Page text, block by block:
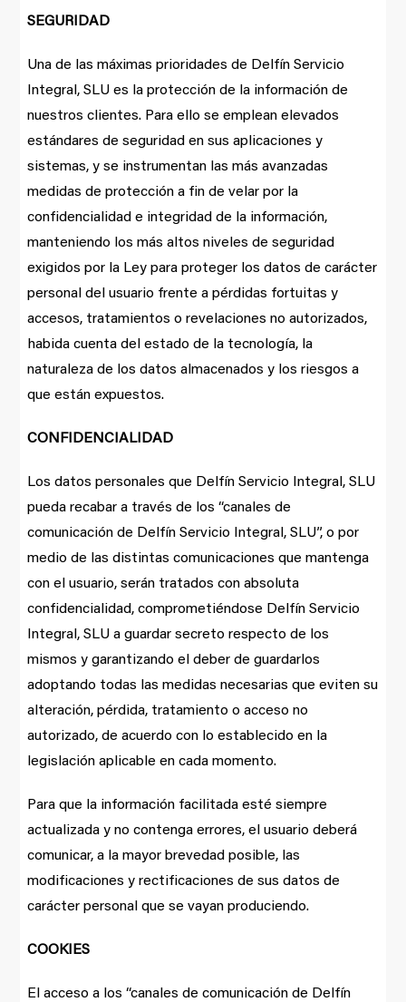
SEGURIDAD
Una de las máximas prioridades de Delfín Servicio
Integral, SLU es la protección de la información de
nuestros clientes. Para ello se emplean elevados
estándares de seguridad en sus aplicaciones y
sistemas, y se instrumentan las más avanzadas
medidas de protección a fin de velar por la
confidencialidad e integridad de la información,
manteniendo los más altos niveles de seguridad
exigidos por la Ley para proteger los datos de carácter
personal del usuario frente a pérdidas fortuitas y
accesos, tratamientos o revelaciones no autorizados,
habida cuenta del estado de la tecnología, la
naturaleza de los datos almacenados y los riesgos a
que están expuestos.
CONFIDENCIALIDAD
Los datos personales que Delfín Servicio Integral, SLU
pueda recabar a través de los “canales de
comunicación de Delfín Servicio Integral, SLU”, o por
medio de las distintas comunicaciones que mantenga
con el usuario, serán tratados con absoluta
confidencialidad, comprometiéndose Delfín Servicio
Integral, SLU a guardar secreto respecto de los
mismos y garantizando el deber de guardarlos
adoptando todas las medidas necesarias que eviten su
alteración, pérdida, tratamiento o acceso no
autorizado, de acuerdo con lo establecido en la
legislación aplicable en cada momento.
Para que la información facilitada esté siempre
actualizada y no contenga errores, el usuario deberá
comunicar, a la mayor brevedad posible, las
modificaciones y rectificaciones de sus datos de
carácter personal que se vayan produciendo.
COOKIES
El acceso a los “canales de comunicación de Delfín